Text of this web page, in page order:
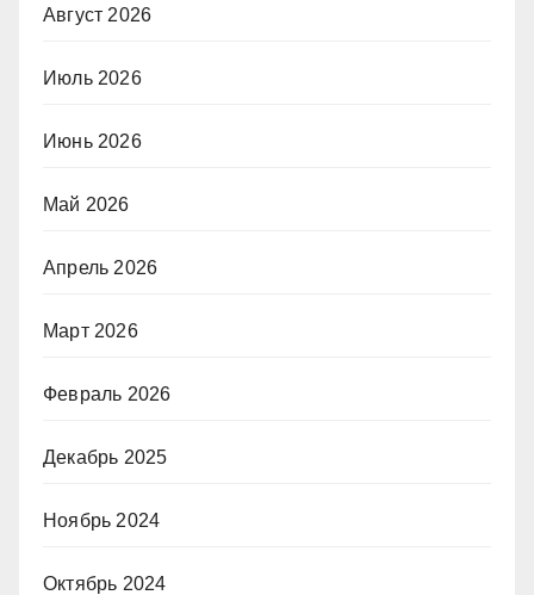
Август 2026
Июль 2026
Июнь 2026
Май 2026
Апрель 2026
Март 2026
Февраль 2026
Декабрь 2025
Ноябрь 2024
Октябрь 2024